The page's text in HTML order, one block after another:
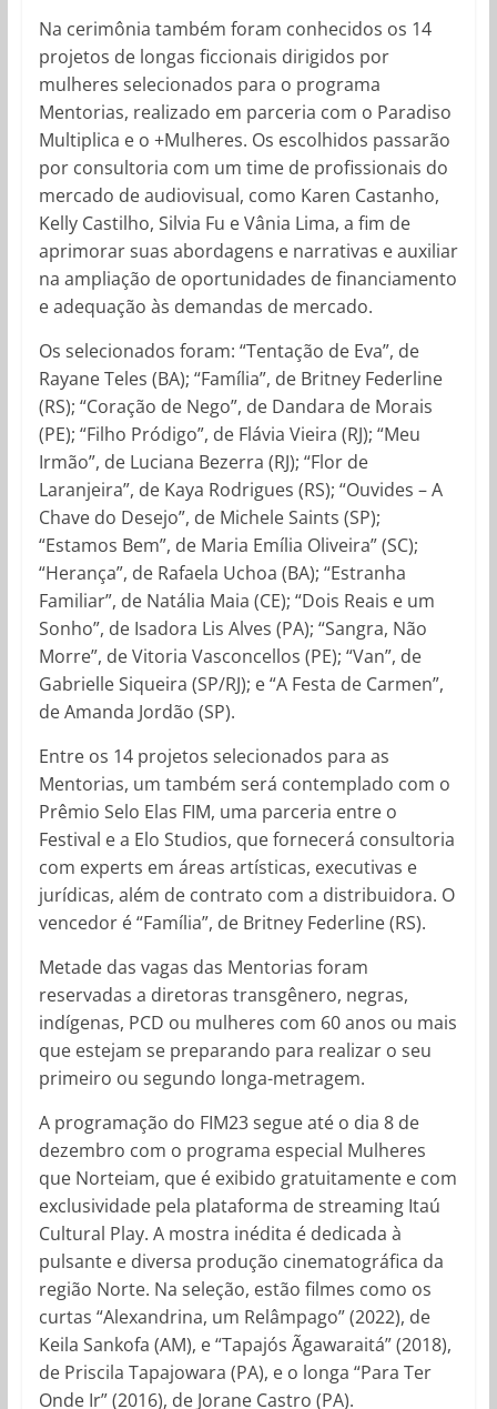
Na cerimônia também foram conhecidos os 14
projetos de longas ficcionais dirigidos por
mulheres selecionados para o programa
Mentorias, realizado em parceria com o Paradiso
Multiplica e o +Mulheres. Os escolhidos passarão
por consultoria com um time de profissionais do
mercado de audiovisual, como Karen Castanho,
Kelly Castilho, Silvia Fu e Vânia Lima, a fim de
aprimorar suas abordagens e narrativas e auxiliar
na ampliação de oportunidades de financiamento
e adequação às demandas de mercado.
Os selecionados foram: “Tentação de Eva”, de
Rayane Teles (BA); “Família”, de Britney Federline
(RS); “Coração de Nego”, de Dandara de Morais
(PE); “Filho Pródigo”, de Flávia Vieira (RJ); “Meu
Irmão”, de Luciana Bezerra (RJ); “Flor de
Laranjeira”, de Kaya Rodrigues (RS); “Ouvides – A
Chave do Desejo”, de Michele Saints (SP);
“Estamos Bem”, de Maria Emília Oliveira” (SC);
“Herança”, de Rafaela Uchoa (BA); “Estranha
Familiar”, de Natália Maia (CE); “Dois Reais e um
Sonho”, de Isadora Lis Alves (PA); “Sangra, Não
Morre”, de Vitoria Vasconcellos (PE); “Van”, de
Gabrielle Siqueira (SP/RJ); e “A Festa de Carmen”,
de Amanda Jordão (SP).
Entre os 14 projetos selecionados para as
Mentorias, um também será contemplado com o
Prêmio Selo Elas FIM, uma parceria entre o
Festival e a Elo Studios, que fornecerá consultoria
com experts em áreas artísticas, executivas e
jurídicas, além de contrato com a distribuidora. O
vencedor é “Família”, de Britney Federline (RS).
Metade das vagas das Mentorias foram
reservadas a diretoras transgênero, negras,
indígenas, PCD ou mulheres com 60 anos ou mais
que estejam se preparando para realizar o seu
primeiro ou segundo longa-metragem.
A programação do FIM23 segue até o dia 8 de
dezembro com o programa especial Mulheres
que Norteiam, que é exibido gratuitamente e com
exclusividade pela plataforma de streaming Itaú
Cultural Play. A mostra inédita é dedicada à
pulsante e diversa produção cinematográfica da
região Norte. Na seleção, estão filmes como os
curtas “Alexandrina, um Relâmpago” (2022), de
Keila Sankofa (AM), e “Tapajós Ãgawaraitá” (2018),
de Priscila Tapajowara (PA), e o longa “Para Ter
Onde Ir” (2016), de Jorane Castro (PA).